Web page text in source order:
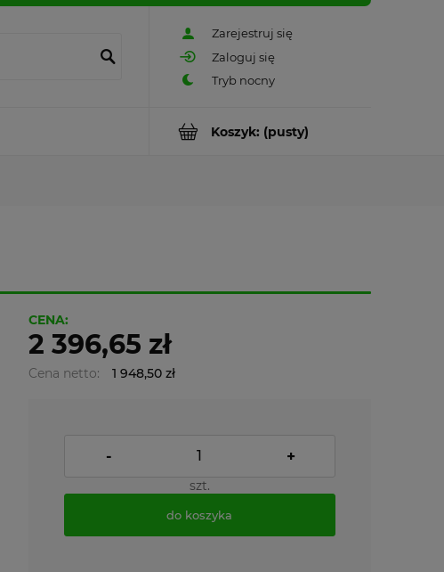
Zarejestruj się
Zaloguj się
Koszyk: (pusty)
CENA:
2 396,65 zł
Cena netto: 1 948,50 zł
- +
szt.
do koszyka